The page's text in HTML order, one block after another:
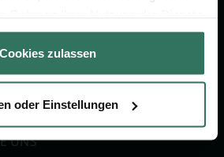
Cookies zulassen
oder Einstellungen
UNS